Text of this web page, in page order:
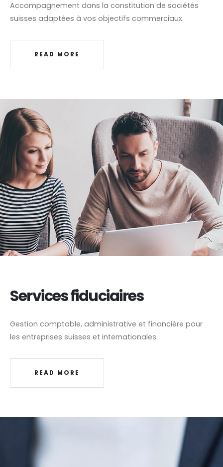
Accompagnement dans la constitution de sociétés
suisses adaptées à vos objectifs commerciaux.
READ MORE
Services fiduciaires
Gestion comptable, administrative et financière pour
les entreprises suisses et internationales.
READ MORE